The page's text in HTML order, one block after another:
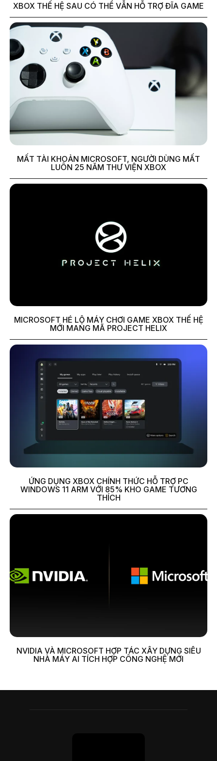
XBOX THẾ HỆ SAU CÓ THỂ VẪN HỖ TRỢ ĐĨA GAME
MẤT TÀI KHOẢN MICROSOFT, NGƯỜI DÙNG MẤT
LUÔN 25 NĂM THƯ VIỆN XBOX
MICROSOFT HÉ LỘ MÁY CHƠI GAME XBOX THẾ HỆ
MỚI MANG MÃ PROJECT HELIX
ỨNG DỤNG XBOX CHÍNH THỨC HỖ TRỢ PC
WINDOWS 11 ARM VỚI 85% KHO GAME TƯƠNG
THÍCH
NVIDIA VÀ MICROSOFT HỢP TÁC XÂY DỰNG SIÊU
NHÀ MÁY AI TÍCH HỢP CÔNG NGHỆ MỚI